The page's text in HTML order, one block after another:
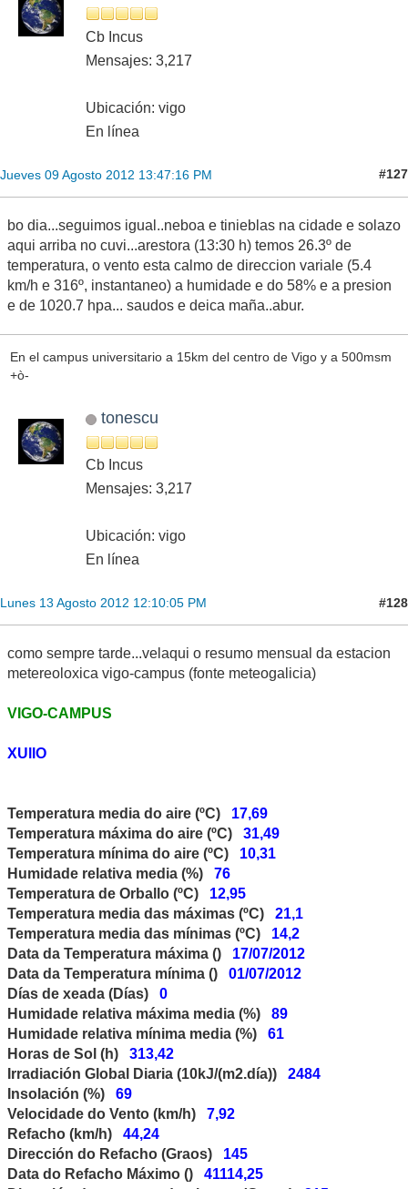
Cb Incus
Mensajes: 3,217
Ubicación: vigo
En línea
Jueves 09 Agosto 2012 13:47:16 PM #127
bo dia...seguimos igual..neboa e tinieblas na cidade e solazo
aqui arriba no cuvi...arestora (13:30 h) temos 26.3º de
temperatura, o vento esta calmo de direccion variale (5.4
km/h e 316º, instantaneo) a humidade e do 58% e a presion
e de 1020.7 hpa... saudos e deica maña..abur.
En el campus universitario a 15km del centro de Vigo y a 500msm
+ò-
tonescu
Cb Incus
Mensajes: 3,217
Ubicación: vigo
En línea
Lunes 13 Agosto 2012 12:10:05 PM #128
como sempre tarde...velaqui o resumo mensual da estacion
metereoloxica vigo-campus (fonte meteogalicia)
VIGO-CAMPUS
XUllO
Temperatura media do aire (ºC) 17,69
Temperatura máxima do aire (ºC) 31,49
Temperatura mínima do aire (ºC) 10,31
Humidade relativa media (%) 76
Temperatura de Orballo (ºC) 12,95
Temperatura media das máximas (ºC) 21,1
Temperatura media das mínimas (ºC) 14,2
Data da Temperatura máxima () 17/07/2012
Data da Temperatura mínima () 01/07/2012
Días de xeada (Días) 0
Humidade relativa máxima media (%) 89
Humidade relativa mínima media (%) 61
Horas de Sol (h) 313,42
Irradiación Global Diaria (10kJ/(m2.día)) 2484
Insolación (%) 69
Velocidade do Vento (km/h) 7,92
Refacho (km/h) 44,24
Dirección do Refacho (Graos) 145
Data do Refacho Máximo () 41114,25